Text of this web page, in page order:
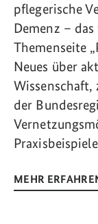
pflegerische
Demenz –
Themenseite
Neues über
Wissenschaft,
der
MEHR